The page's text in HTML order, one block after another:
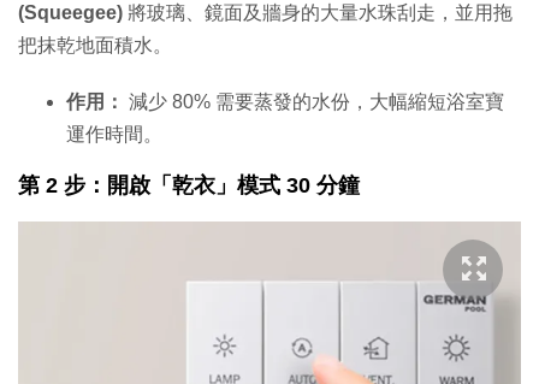
(Squeegee) 將玻璃、鏡面及牆身的大量水珠刮走，並用拖
把抹乾地面積水。
作用： 減少 80% 需要蒸發的水份，大幅縮短浴室寶
運作時間。
第 2 步：開啟「乾衣」模式 30 分鐘